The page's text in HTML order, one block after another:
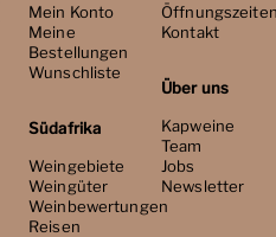
Mein Konto
Meine
Bestellungen
Wunschliste
Südafrika
Weingebiete
Weingüter
Weinbewertungen
Reisen
Kontakt
Über uns
Kapweine
Team
Jobs
Newsletter